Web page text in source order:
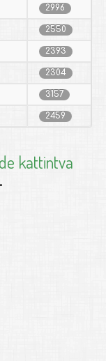
2996
2550
2393
2304
3157
2459
kattintva